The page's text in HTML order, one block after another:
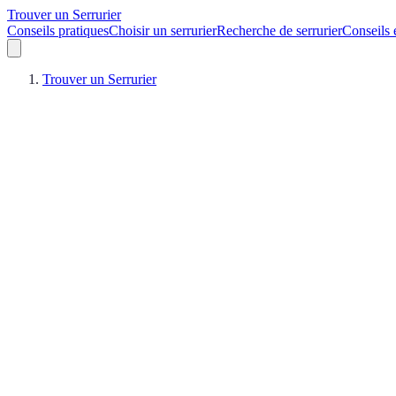
Trouver un Serrurier
Conseils pratiquesChoisir un serrurierRecherche de serrurierConseils
Trouver un Serrurier